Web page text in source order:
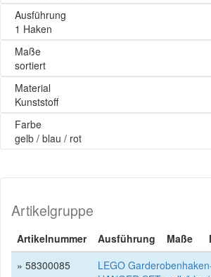
Ausführung
1 Haken
Maße
sortiert
Material
Kunststoff
Farbe
gelb / blau / rot
Artikelgruppe
Artikelnummer Ausführung Maße
» 58300085
LEGO